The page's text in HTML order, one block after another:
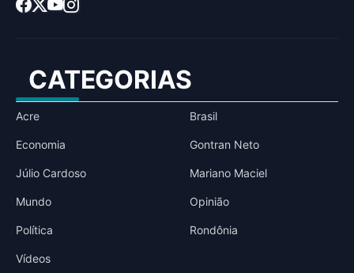
CATEGORIAS
Acre Brasil
Economia Gontran Neto
Júlio Cardoso Mariano Maciel
Mundo Opinião
Política Rondônia
Vídeos